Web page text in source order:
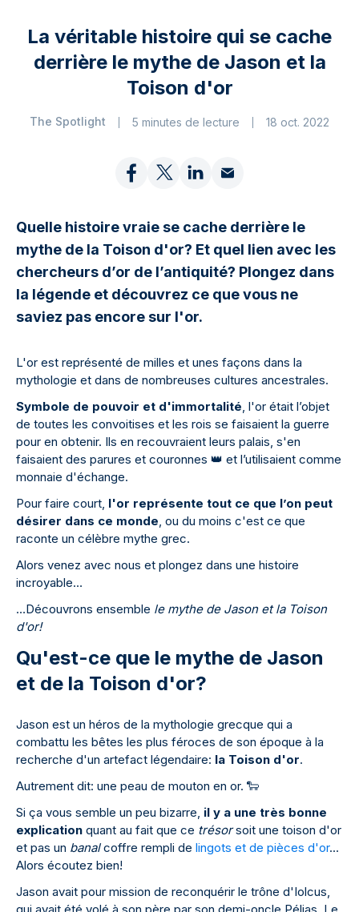
La véritable histoire qui se cache
derrière le mythe de Jason et la
Toison d'or
The Spotlight 5 minutes de lecture 18 oct. 2022
Quelle histoire vraie se cache derrière le
mythe de la Toison d'or? Et quel lien avec les
chercheurs d’or de l’antiquité? Plongez dans
la légende et découvrez ce que vous ne
saviez pas encore sur l'or.
L'or est représenté de milles et unes façons dans la
mythologie et dans de nombreuses cultures ancestrales.
Symbole de pouvoir et d'immortalité , l'or était l’objet
de toutes les convoitises et les rois se faisaient la guerre
pour en obtenir. Ils en recouvraient leurs palais, s'en
faisaient des parures et couronnes 👑 et l’utilisaient comme
monnaie d'échange.
Pour faire court, l'or représente tout ce que l’on peut
désirer dans ce monde , ou du moins c'est ce que
raconte un célèbre mythe grec.
Alors venez avec nous et plongez dans une histoire
incroyable…
…Découvrons ensemble le mythe de Jason et la Toison
d'or!
Qu'est-ce que le mythe de Jason
et de la Toison d'or?
Jason est un héros de la mythologie grecque qui a
combattu les bêtes les plus féroces de son époque à la
recherche d'un artefact légendaire: la Toison d'or.
Autrement dit: une peau de mouton en or. 🐑
Si ça vous semble un peu bizarre, il y a une très bonne
explication quant au fait que ce trésorsoit une toison d'or
et pas un banalcoffre rempli de lingots et de pièces d'or...
Alors écoutez bien!
Jason avait pour mission de reconquérir le trône d'Iolcus,
qui avait été volé à son père par son demi-oncle Pélias. Le